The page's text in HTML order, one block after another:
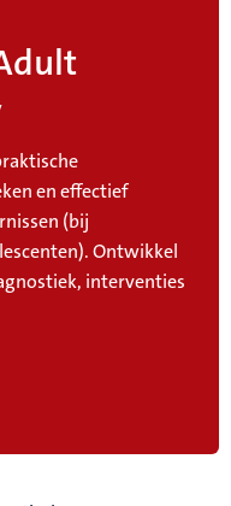
en effectief
(bij
Ontwikkel
interventies